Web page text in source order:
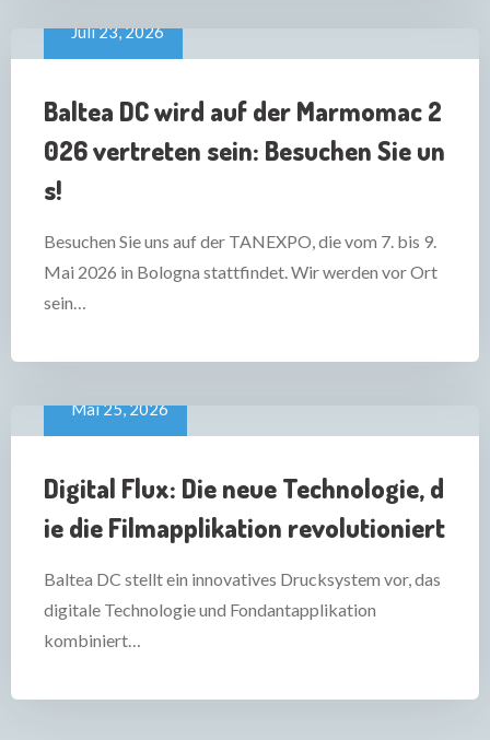
Juli 23, 2026
Baltea DC wird auf der Marmomac 2
026 vertreten sein: Besuchen Sie un
s!
Besuchen Sie uns auf der TANEXPO, die vom 7. bis 9.
Mai 2026 in Bologna stattfindet. Wir werden vor Ort
sein…
Mai 25, 2026
Digital Flux: Die neue Technologie, d
ie die Filmapplikation revolutioniert
Baltea DC stellt ein innovatives Drucksystem vor, das
digitale Technologie und Fondantapplikation
kombiniert…